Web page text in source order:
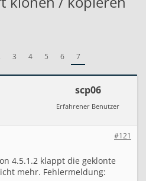
3 4 5 6 7
scp06
Erfahrener Benutzer
#121
4.5.1.2 klappt die geklonte
mehr. Fehlermeldung: